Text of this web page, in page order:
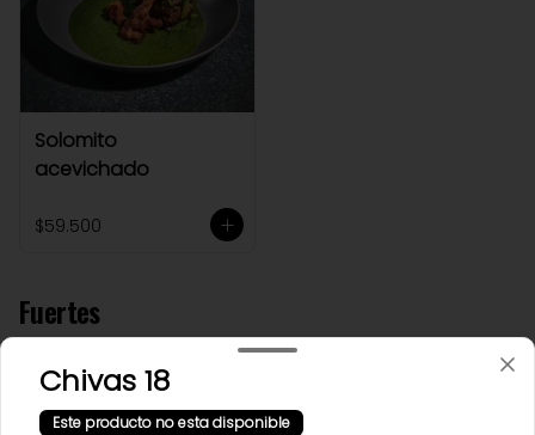
Solomito
acevichado
$59.500
Fuertes
Chivas 18
Este producto no esta disponible